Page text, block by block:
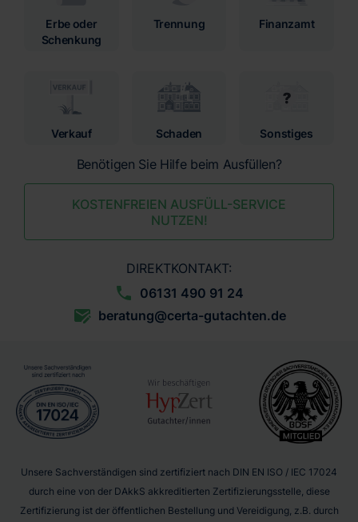
Erbe oder
Schenkung
Trennung Finanzamt
Verkauf Schaden Sonstiges
Benötigen Sie Hilfe beim Ausfüllen?
KOSTENFREIEN AUSFÜLL-SERVICE
NUTZEN!
DIREKTKONTAKT:
06131 490 91 24
beratung@certa-gutachten.de
Unsere Sachverständigen sind zertifiziert nach DIN EN ISO / IEC 17024
durch eine von der DAkkS akkreditierten Zertifizierungsstelle, diese
Zertifizierung ist der öffentlichen Bestellung und Vereidigung, z.B. durch